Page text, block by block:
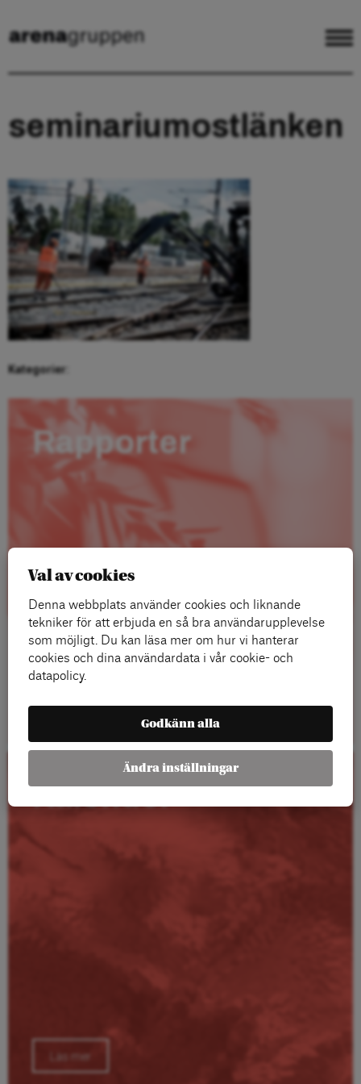
seminariumostlänken
Kategorier:
Rapporter
Läs mer
Kalender
Läs mer
Val av cookies
Denna webbplats använder cookies och liknande
tekniker för att erbjuda en så bra användarupplevelse
som möjligt. Du kan läsa mer om hur vi hanterar
cookies och dina användardata i vår cookie- och
datapolicy.
Godkänn alla
Ändra inställningar